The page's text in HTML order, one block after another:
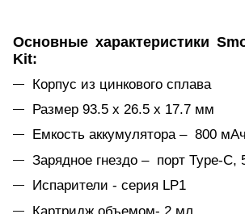
Основные характеристики
Kit:
Корпус из цинкового сплава
Размер 93.5 х 26.5 х 17.7 мм
Емкость аккумулятора – 800 мАч
Зарядное гнездо – порт Type-C,
Испарители - серия LP1
Картридж объемом- 2 мл